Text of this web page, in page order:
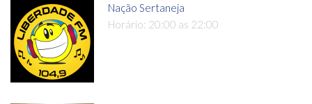
Nação Sertaneja
Horário: 20:00 as 22:00